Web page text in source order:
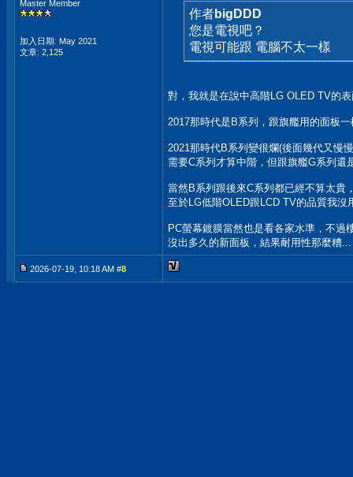
Master Member
加入日期: May 2021
文章: 2,125
作者bigDDD
您是電視吧？
電視可能跟 電腦不太一樣
對，我就是在說中高階LG OLED TV的
2017那時代是B系列，跟旗艦用的面板
2021那時代B系列變很爛(後面幾代又慢
需要C系列才算中階，但跟旗艦G系列還
當然B系列跟後來C系列都已經不算太貴
至於LG低階OLED跟LCD TV的品質我沒
PC螢幕鍍膜當然也是看各家水準，不過
沒出多久的新面板，結果耐用性那麼糟...
2026-07-19, 10:18 AM #8